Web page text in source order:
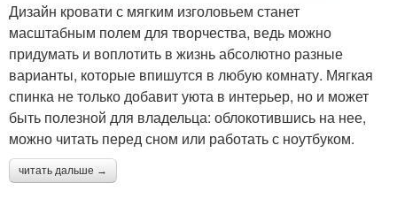
Дизайн кровати с мягким изголовьем станет
масштабным полем для творчества, ведь можно
придумать и воплотить в жизнь абсолютно разные
варианты, которые впишутся в любую комнату. Мягкая
спинка не только добавит уюта в интерьер, но и может
быть полезной для владельца: облокотившись на нее,
можно читать перед сном или работать с ноутбуком.
читать дальше →